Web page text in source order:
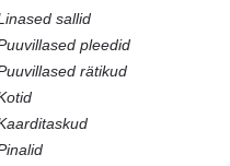
sallid
pleedid
rätikud